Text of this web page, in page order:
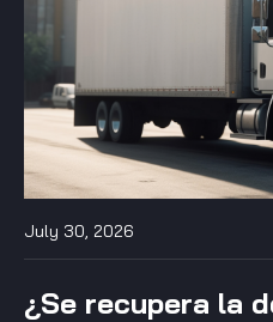
July 30, 2026
¿Se recupera la